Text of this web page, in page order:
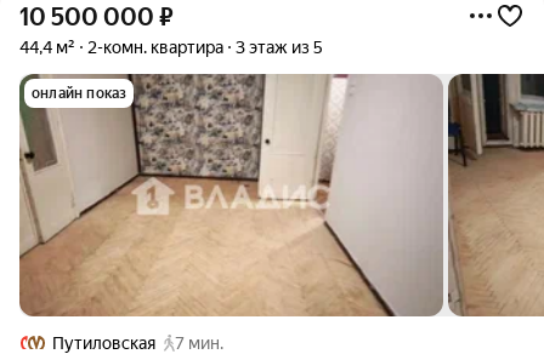
10 500 000 ₽
44,4 м² 2-комн. квартира 3 этаж из 5
онлайн показ
Путиловская
7 мин.